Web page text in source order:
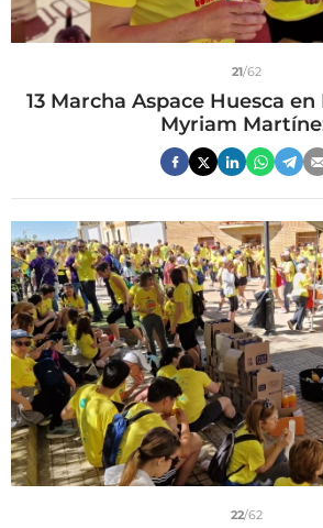
21/62
13 Marcha Aspace Huesca
Myriam
22/62